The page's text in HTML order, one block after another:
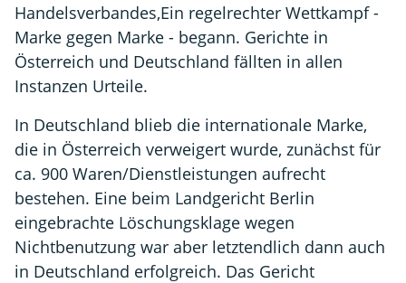
Handelsverbandes,Ein regelrechter Wettkampf -
Marke gegen Marke - begann. Gerichte in
Österreich und Deutschland fällten in allen
Instanzen Urteile.
In Deutschland blieb die internationale Marke,
die in Österreich verweigert wurde, zunächst für
ca. 900 Waren/Dienstleistungen aufrecht
bestehen. Eine beim Landgericht Berlin
eingebrachte Löschungsklage wegen
Nichtbenutzung war aber letztendlich dann auch
in Deutschland erfolgreich. Das Gericht